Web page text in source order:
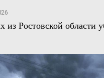
из Ростовской области